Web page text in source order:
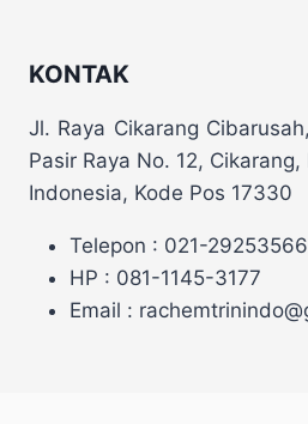
KONTAK
Jl. Raya Cikarang
Pasir Raya No. 12,
Indonesia, Kode Pos 17330
Telepon : 021-29253566
HP : 081-1145-3177
Email :